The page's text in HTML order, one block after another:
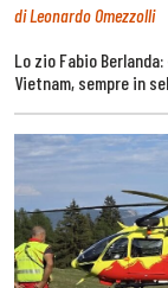
di Leonardo Omezzolli
Lo zio Fabio
Vietnam, sempre in